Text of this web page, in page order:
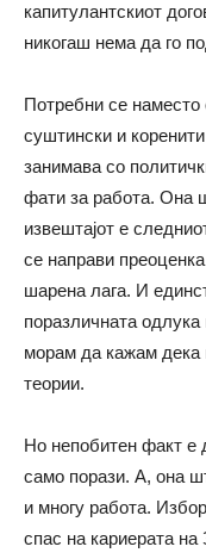
капитулантскиот
никогаш нема да го
Потребни се
суштински и
занимава со
фати за работа. Она
извештајот е
се направи
шарена лага. И
поразличната
морам да кажам дека
теории.
Но непобитен факт е
само порази. А, она
и многу работа.
спас на кариерата